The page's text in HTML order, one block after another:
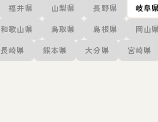
福井県 山梨県 長野県
岐阜
和歌山県 鳥取県 島根県
岡山
長崎県 熊本県 大分県 宮崎県